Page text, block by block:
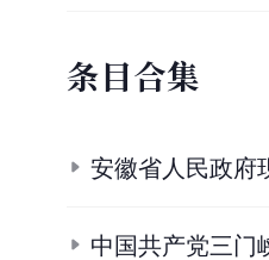
条目合集
安徽省人民政府
中国共产党三门